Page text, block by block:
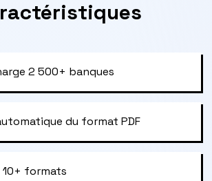
2 500+ banques
du format PDF
formats